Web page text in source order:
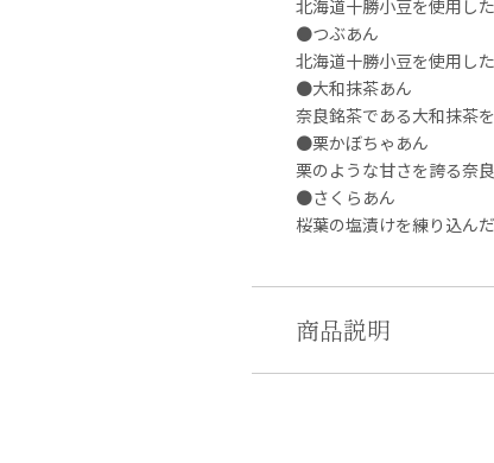
北海道十勝小豆を使用し
●つぶあん
北海道十勝小豆を使用し
●大和抹茶あん
奈良銘茶である大和抹茶
●栗かぼちゃあん
栗のような甘さを誇る奈
●さくらあん
桜葉の塩漬けを練り込ん
商品説明